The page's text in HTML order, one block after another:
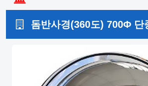
돔반사경(360도) 700Φ 단